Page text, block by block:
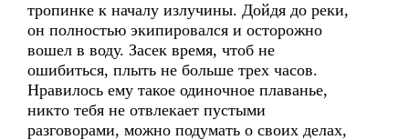
тропинке к началу излучины. Дойдя до реки,
он полностью экипировался и осторожно
вошел в воду. Засек время, чтоб не
ошибиться, плыть не больше трех часов.
Нравилось ему такое одиночное плаванье,
никто тебя не отвлекает пустыми
разговорами, можно подумать о своих делах,